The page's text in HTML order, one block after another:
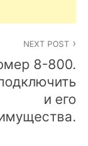
NEXT POST
8-800.
и его